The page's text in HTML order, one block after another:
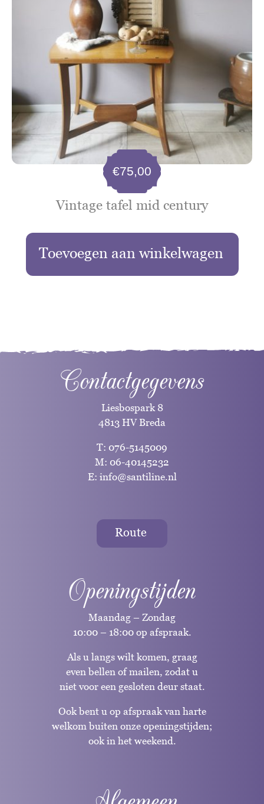
Vintage tafel mid century
€75,00
Toevoegen aan winkelwagen
Contactgegevens
Liesbospark 8
4813 HV Breda
T: 076-5145009
M: 06-40145232
E: info@santiline.nl
Route
Openingstijden
Maandag – Zondag
10:00 – 18:00 op afspraak.
Als u langs wilt komen, graag
even bellen of mailen, zodat u
niet voor een gesloten deur staat.
Ook bent u op afspraak van harte
welkom buiten onze openingstijden;
ook in het weekend.